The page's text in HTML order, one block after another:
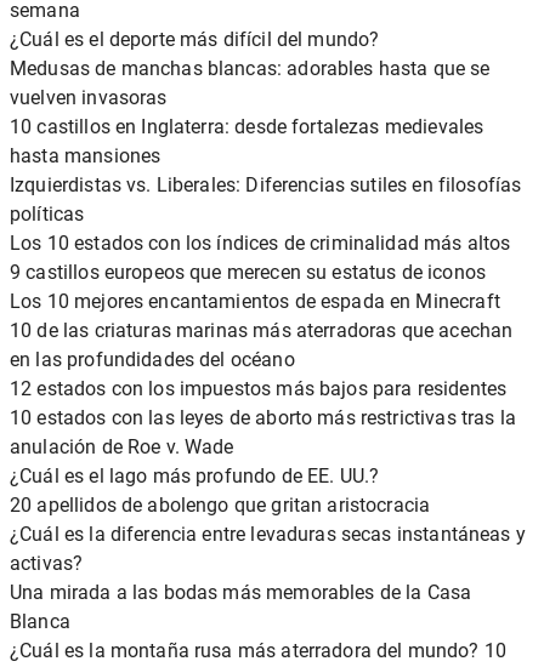
semana
¿Cuál es el deporte más difícil del mundo?
Medusas de manchas blancas: adorables hasta que se
vuelven invasoras
10 castillos en Inglaterra: desde fortalezas medievales
hasta mansiones
Izquierdistas vs. Liberales: Diferencias sutiles en filosofías
políticas
Los 10 estados con los índices de criminalidad más altos
9 castillos europeos que merecen su estatus de iconos
Los 10 mejores encantamientos de espada en Minecraft
10 de las criaturas marinas más aterradoras que acechan
en las profundidades del océano
12 estados con los impuestos más bajos para residentes
10 estados con las leyes de aborto más restrictivas tras la
anulación de Roe v. Wade
¿Cuál es el lago más profundo de EE. UU.?
20 apellidos de abolengo que gritan aristocracia
¿Cuál es la diferencia entre levaduras secas instantáneas y
activas?
Una mirada a las bodas más memorables de la Casa
Blanca
¿Cuál es la montaña rusa más aterradora del mundo? 10